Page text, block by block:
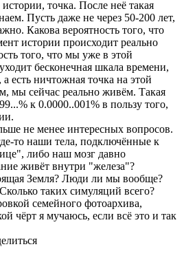
точка. После неё такая
Пусть даже не через 50-200 лет,
Какова вероятность того, что
истории происходит реально
того, что мы уже в этой
бесконечная шкала времени,
а есть ничтожная точка на этой
мы сейчас реально живём. Такая
к 0.0000..001% в пользу того,
не менее интересных вопросов.
то наши тела, подключённые к
либо наш мозг давно
живёт внутри "железа"?
Земля? Люди ли мы вообще?
таких симуляций всего?
семейного фотоархива,
чёрт я мучаюсь, если всё это и так